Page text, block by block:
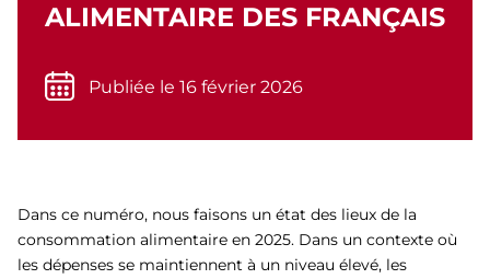
ALIMENTAIRE DES FRANÇAIS
Publiée le 16 février 2026
Dans ce numéro, nous faisons un état des lieux de la
consommation alimentaire en 2025. Dans un contexte où
les dépenses se maintiennent à un niveau élevé, les